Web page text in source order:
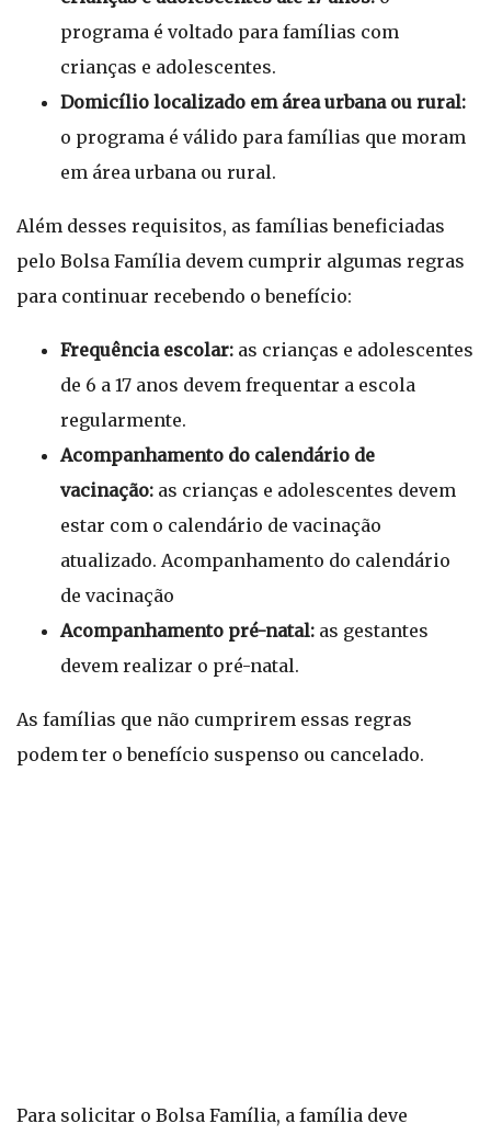
programa é voltado para famílias com
crianças e adolescentes.
Domicílio localizado em área urbana ou rural:
o programa é válido para famílias que moram
em área urbana ou rural.
Além desses requisitos, as famílias beneficiadas
pelo Bolsa Família devem cumprir algumas regras
para continuar recebendo o benefício:
Frequência escolar: as crianças e adolescentes
de 6 a 17 anos devem frequentar a escola
regularmente.
Acompanhamento do calendário de
vacinação: as crianças e adolescentes devem
estar com o calendário de vacinação
atualizado. Acompanhamento do calendário
de vacinação
Acompanhamento pré-natal: as gestantes
devem realizar o pré-natal.
As famílias que não cumprirem essas regras
podem ter o benefício suspenso ou cancelado.
Para solicitar o Bolsa Família, a família deve